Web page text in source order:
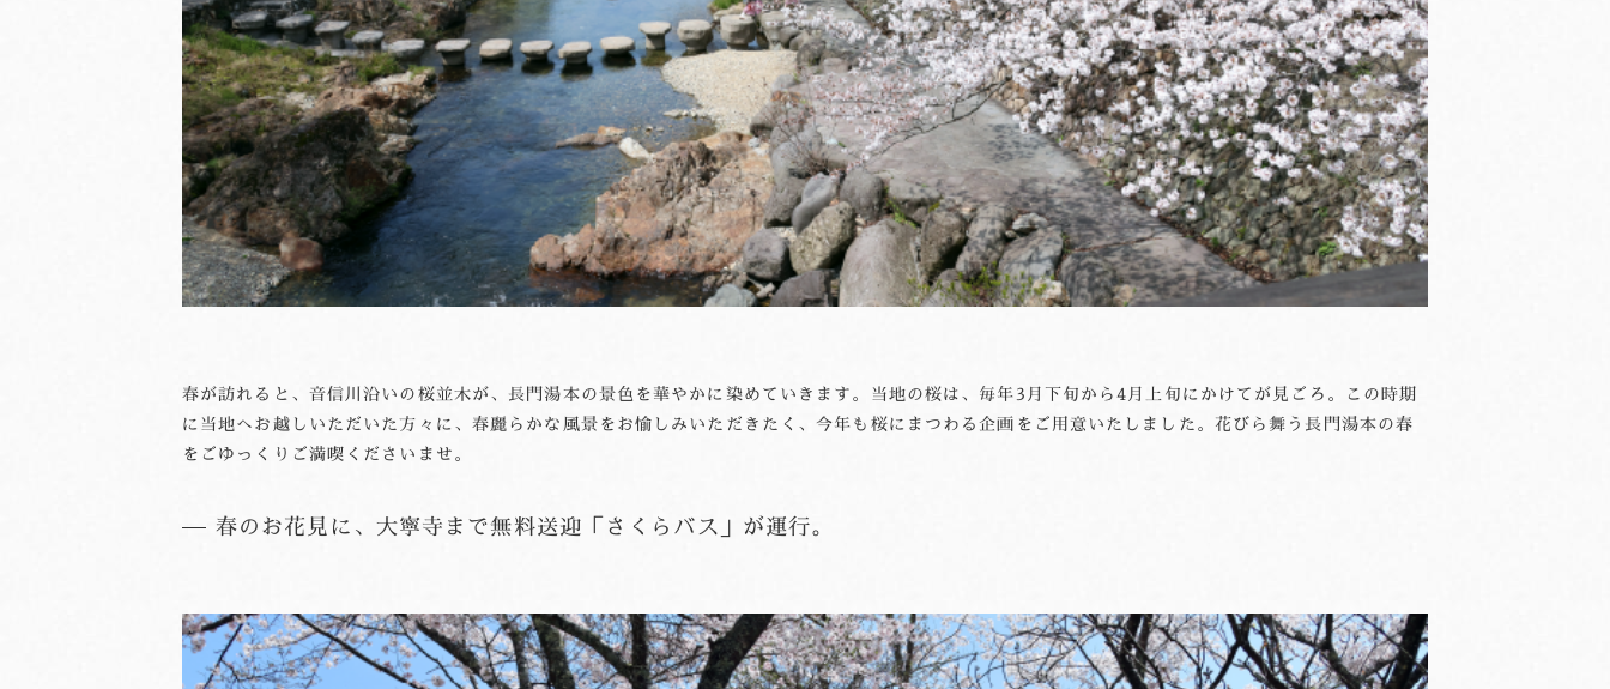
春が訪れると、音信川沿いの桜並木が、長門湯本の景色を華やかに染めていきます。当地の桜は、毎年3月下旬から4月上旬にかけてが見ごろ。この時期
に当地へお越しいただいた方々に、春麗らかな風景をお愉しみいただきたく、今年も桜にまつわる企画をご用意いたしました。花びら舞う長門湯本の春
をごゆっくりご満喫くださいませ。
春のお花見に、大寧寺まで無料送迎「さくらバス」が運行。